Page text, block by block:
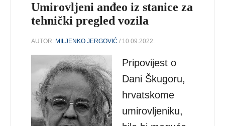
Umirovljeni anđeo iz stanice za
tehnički pregled vozila
AUTOR: MILJENKO JERGOVIĆ / 10.09.2022.
Pripovijest o
Dani Škugoru,
hrvatskome
umirovljeniku,